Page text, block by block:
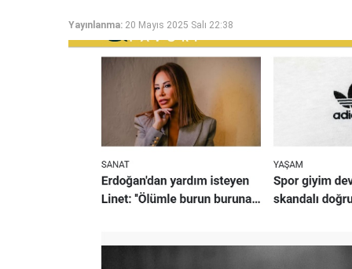
Yayınlanma: 20 Mayıs 2025 Salı 22:38